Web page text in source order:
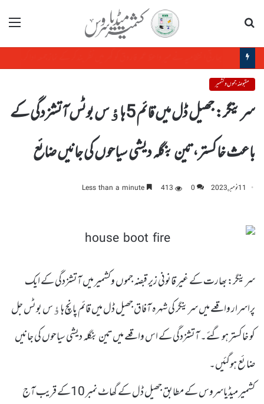
مینو
مقبوضہ جموں و کشمیر
سرینگر: جھیل ڈل میں قائم 5ہاﺅس بوٹس آتشزدگی کے
باعث خاکستر،تین بنگلہ دیشی سیاحوں کی جانیں ضائع
11 نومبر, 2023 0
413
سرینگر: بھارت کے غیر قانونی زیر قبضہ جموں وکشمیر میں آتشزدگی کے ایک
پراسرار واقعے میں سرینگر کی شہرہ آفاق جھیل ڈل میں قائم پانچ ہاﺅس بوٹس جل
کو خاکستر ہو گئے۔ آتشزدگی کے اس واقعے میں تین بنگلہ دیشی سیاحوں کی جانیں
ضائع ہوگئیں۔
کشمیر میڈیاسروس کے مطابق جھیل ڈل کے گھاٹ نمبر 10کے قریب آج